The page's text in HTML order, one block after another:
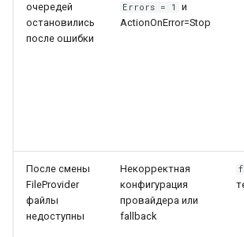
очередей
остановились
после ошибки
Errors = 1
и
ActionOnError=Stop
После смены
FileProvider
файлы
недоступны
Некорректная
конфигурация
провайдера или
fallback